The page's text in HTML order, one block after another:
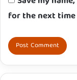
for the next time